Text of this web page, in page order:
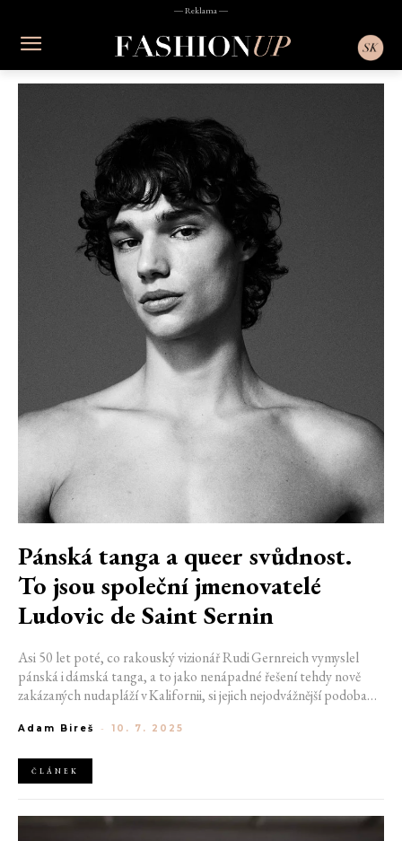
― Reklama ―
Pánská tanga a queer svůdnost.
To jsou společní jmenovatelé
Ludovic de Saint Sernin
Asi 50 let poté, co rakouský vizionář Rudi Gernreich vymyslel
pánská i dámská tanga, a to jako nenápadné řešení tehdy nově
zakázaných nudapláží v Kalifornii, si jejich nejodvážnější podoba
už několik sezón nebojí hladit módu po ostré hraně erotiky, křísí
střizích, jaké si umíte představit.
Adam Bireš - 10. 7. 2025
ČLÁNEK